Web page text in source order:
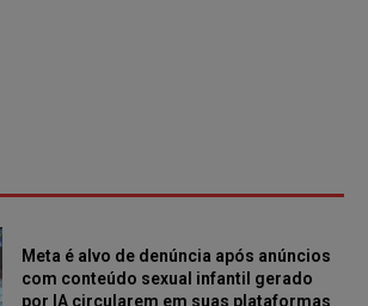
Meta é alvo de denúncia após anúncios
com conteúdo sexual infantil gerado
por IA circularem em suas plataformas